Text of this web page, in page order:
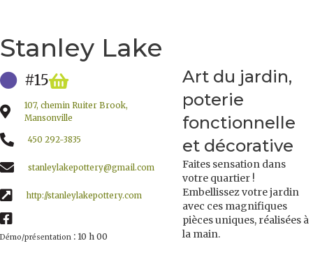
Stanley Lake
#15
107, chemin Ruiter Brook,
Mansonville
450 292-3835
stanleylakepottery@gmail.com
http://stanleylakepottery.com
Démo/présentation : 10 h 00
Art du jardin,
poterie
fonctionnelle
et décorative
Faites sensation dans
votre quartier !
Embellissez votre jardin
avec ces magnifiques
pièces uniques, réalisées à
la main.